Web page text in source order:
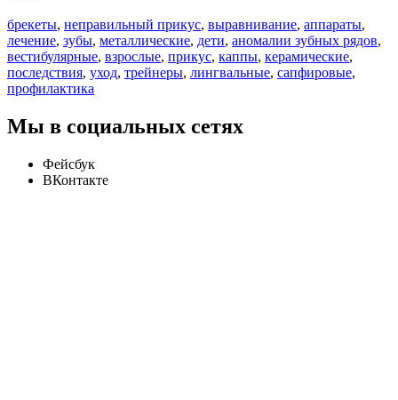
брекеты, неправильный прикус, выравнивание, аппараты,
лечение, зубы, металлические, дети, аномалии зубных рядов,
вестибулярные, взрослые, прикус, каппы, керамические,
последствия, уход, трейнеры, лингвальные, сапфировые,
профилактика
Мы в социальных сетях
Фейсбук
ВКонтакте